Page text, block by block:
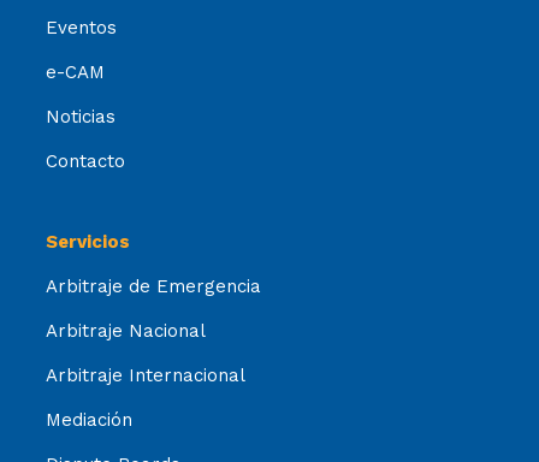
Eventos
e-CAM
Noticias
Contacto
Servicios
Arbitraje de Emergencia
Arbitraje Nacional
Arbitraje Internacional
Mediación